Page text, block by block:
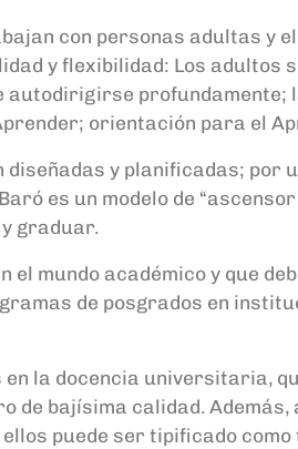
con personas adultas y
y flexibilidad: Los adultos
orientación para el
y planificadas; por
es un modelo de
graduar.
el mundo académico y que
de posgrados en
la docencia universitaria,
de bajísima calidad.
puede ser tipificado